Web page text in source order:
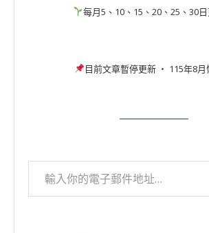
每月5、10、15、20、25、30
目前文章暫停更新 ‧ 115年8月